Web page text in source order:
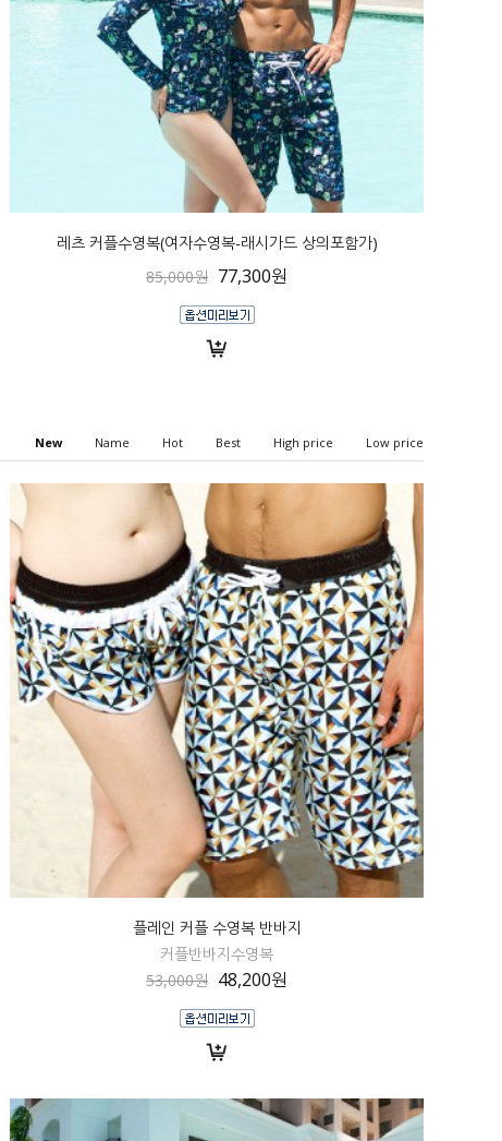
레츠 커플수영복(여자수영복-래시가드 상의포함가)
85,000원 77,300원
New Name Hot Best High price Low price
플레인 커플 수영복 반바지
커플반바지수영복
53,000원 48,200원